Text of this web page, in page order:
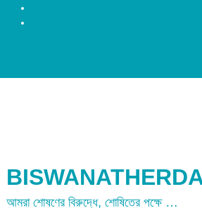
আমরা শোষণের বিরুদ্ধে, শোষিতের পক্ষে …